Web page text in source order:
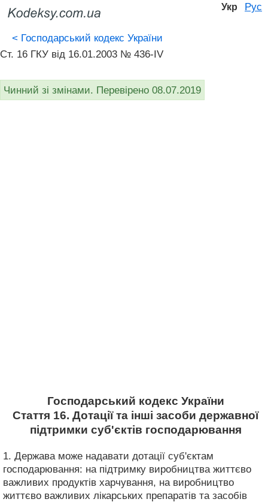
Укр Рус
< Господарський кодекс України
Ст. 16 ГКУ від 16.01.2003 № 436-IV
Чинний зі змінами. Перевірено 08.07.2019
Господарський кодекс України
Стаття 16. Дотації та інші засоби державної
підтримки суб'єктів господарювання
1. Держава може надавати дотації суб'єктам
господарювання: на підтримку виробництва життєво
важливих продуктів харчування, на виробництво
життєво важливих лікарських препаратів та засобів